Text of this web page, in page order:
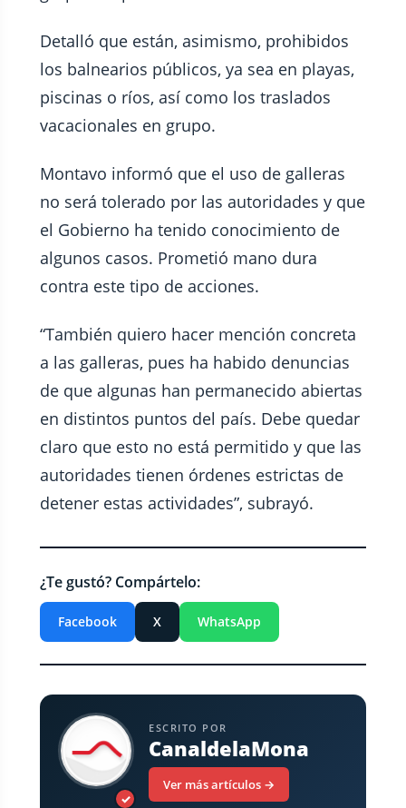
Detalló que están, asimismo, prohibidos
los balnearios públicos, ya sea en playas,
piscinas o ríos, así como los traslados
vacacionales en grupo.
Montavo informó que el uso de galleras
no será tolerado por las autoridades y que
el Gobierno ha tenido conocimiento de
algunos casos. Prometió mano dura
contra este tipo de acciones.
“También quiero hacer mención concreta
a las galleras, pues ha habido denuncias
de que algunas han permanecido abiertas
en distintos puntos del país. Debe quedar
claro que esto no está permitido y que las
autoridades tienen órdenes estrictas de
detener estas actividades”, subrayó.
¿Te gustó? Compártelo:
Facebook X WhatsApp
✓
ESCRITO POR
CanaldelaMona
Ver más artículos →